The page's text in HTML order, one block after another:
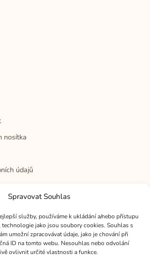
Spravovat Souhlas
služby, používáme k ukládání a/nebo přístupu
technologie jako jsou soubory cookies. Souhlas s
umožní zpracovávat údaje, jako je chování při
ID na tomto webu. Nesouhlas nebo odvolání
ovlivnit určité vlastnosti a funkce.
nosítka
údajů